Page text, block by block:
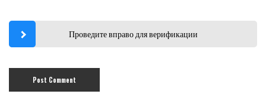
Проведите вправо для верификации